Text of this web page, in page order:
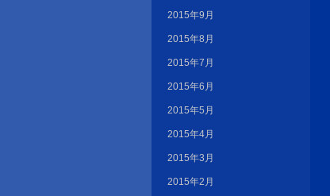
2015年9月
2015年8月
2015年7月
2015年6月
2015年5月
2015年4月
2015年3月
2015年2月